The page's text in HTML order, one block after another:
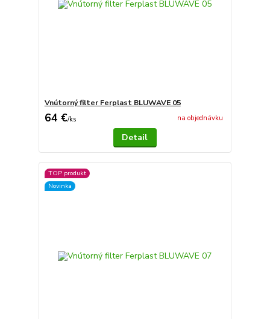
Vnútorný filter Ferplast BLUWAVE 05
64 €/ks na objednávku
Detail
TOP produkt
Novinka